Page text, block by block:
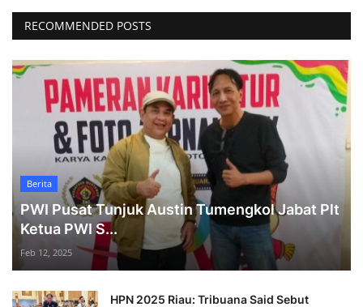
RECOMMENDED POSTS
Berita
PWI Pusat Tunjuk Austin Tumengkol Jabat Plt
Ketua PWI S...
Feb 12, 2025
HPN 2025 Riau: Tribuana Said Sebut